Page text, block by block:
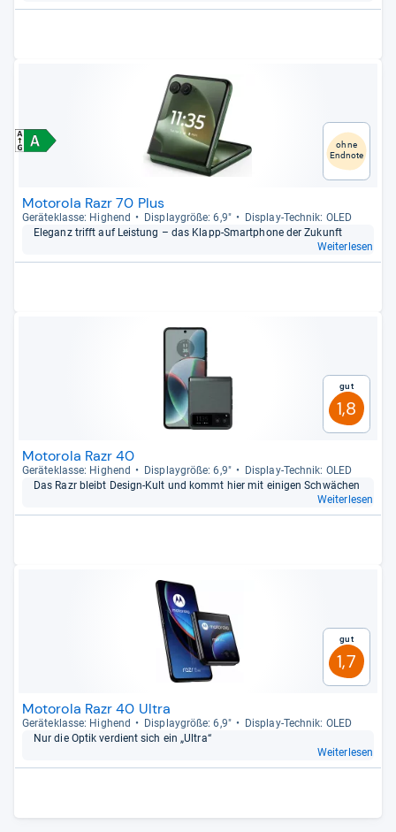
ohne
Endnote
Motorola Razr 70 Plus
Gerä­te­klasse: Hig­hend Dis­play­größe: 6,9"
Dis­play-​Tech­nik: OLED
Ele­ganz trifft auf Leis­tung – das Klapp-​Smart­phone der Zukunft
Weiterlesen
Gut
1,8
Motorola Razr 40
Gerä­te­klasse: Hig­hend Dis­play­größe: 6,9"
Dis­play-​Tech­nik: OLED
Das Razr bleibt Design-​Kult und kommt hier mit eini­gen Schwä­chen
Weiterlesen
Gut
1,7
Motorola Razr 40 Ultra
Gerä­te­klasse: Hig­hend Dis­play­größe: 6,9"
Dis­play-​Tech­nik: OLED
Nur die Optik ver­dient sich ein „Ultra“
Weiterlesen